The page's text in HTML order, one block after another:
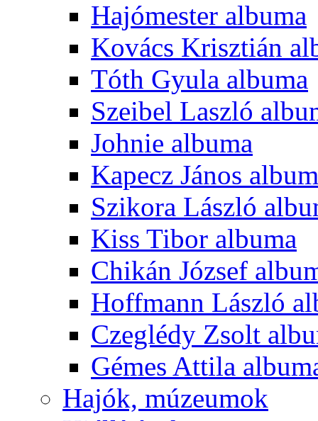
Hajómester albuma
Kovács Krisztián
Tóth Gyula albuma
Szeibel Laszló
Johnie albuma
Kapecz János
Szikora László
Kiss Tibor albuma
Chikán József
Hoffmann László
Czeglédy Zsolt
Gémes Attila
Hajók, múzeumok